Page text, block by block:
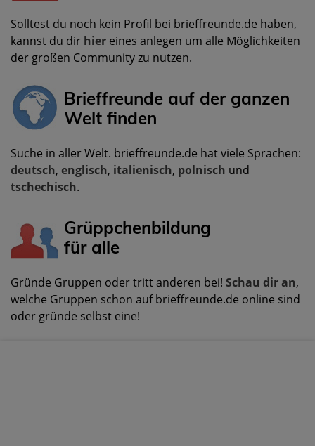
Solltest du noch kein Profil bei brieffreunde.de haben,
kannst du dir hier eines anlegen um alle Möglichkeiten
der großen Community zu nutzen.
Brieffreunde auf der ganzen
Welt finden
Suche in aller Welt. brieffreunde.de hat viele Sprachen:
deutsch, englisch, italienisch, polnisch und
tschechisch.
Grüppchenbildung
für alle
Gründe Gruppen oder tritt anderen bei! Schau dir an,
welche Gruppen schon auf brieffreunde.de online sind
oder gründe selbst eine!